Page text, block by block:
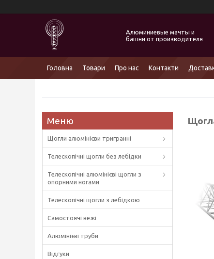
Алюминиевые мачты и
башни от производителя
Головна Товари Про нас Контакти
Щогли алюмінієви тригранні
Телескопічні щогли без лебідки
Телескопічні алюмінієві щогли з
опорними ногами
Телескопічні щогли з лебідкою
Самостоячі вежі
Алюмінієві труби
Відгуки